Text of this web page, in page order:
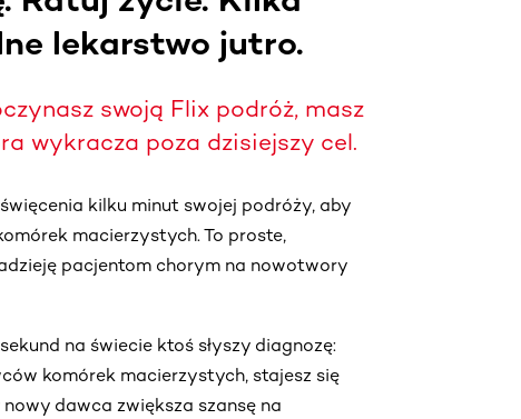
lekarstwo jutro.
swoją Flix podróż, masz
wykracza poza dzisiejszy cel.
kilku minut swojej podróży, aby
macierzystych. To proste,
pacjentom chorym na nowotwory
na świecie ktoś słyszy diagnozę:
komórek macierzystych, stajesz się
dawca zwiększa szansę na